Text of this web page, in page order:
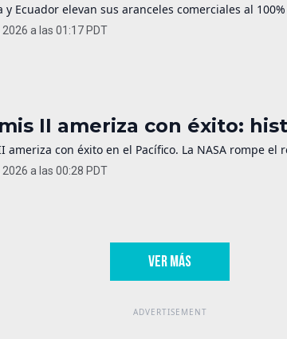
y Ecuador elevan sus aranceles comerciales al
2026 a las 01:17 PDT
II ameriza con éxito:
ameriza con éxito en el Pacífico. La NASA rompe
2026 a las 00:28 PDT
VER MÁS